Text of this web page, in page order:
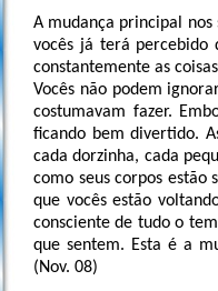
A mudança principal
vocês já terá percebido
constantemente as
Vocês não podem
costumavam fazer.
ficando bem divertido.
cada dorzinha, cada
como seus corpos estão
que vocês estão
consciente de tudo o
que sentem. Esta é a
(Nov. 08)